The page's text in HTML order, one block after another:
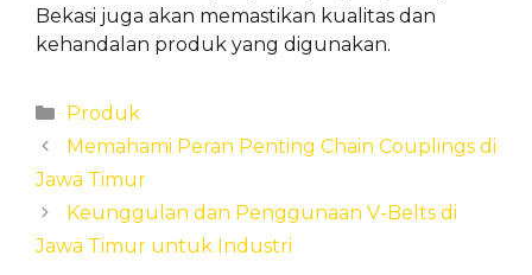
Bekasi juga akan memastikan kualitas dan
kehandalan produk yang digunakan.
Categories
Produk
Memahami Peran Penting Chain Couplings di
Jawa Timur
Keunggulan dan Penggunaan V-Belts di
Jawa Timur untuk Industri